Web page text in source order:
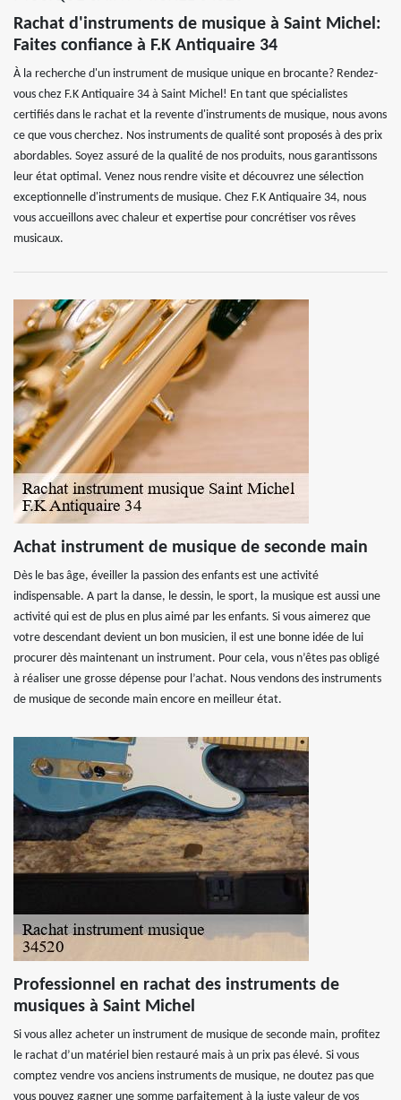
Rachat d'instruments de musique à Saint Michel:
Faites confiance à F.K Antiquaire 34
À la recherche d'un instrument de musique unique en brocante? Rendez-
vous chez F.K Antiquaire 34 à Saint Michel! En tant que spécialistes
certifiés dans le rachat et la revente d'instruments de musique, nous avons
ce que vous cherchez. Nos instruments de qualité sont proposés à des prix
abordables. Soyez assuré de la qualité de nos produits, nous garantissons
leur état optimal. Venez nous rendre visite et découvrez une sélection
exceptionnelle d'instruments de musique. Chez F.K Antiquaire 34, nous
vous accueillons avec chaleur et expertise pour concrétiser vos rêves
musicaux.
Achat instrument de musique de seconde main
Dès le bas âge, éveiller la passion des enfants est une activité
indispensable. A part la danse, le dessin, le sport, la musique est aussi une
activité qui est de plus en plus aimé par les enfants. Si vous aimerez que
votre descendant devient un bon musicien, il est une bonne idée de lui
procurer dès maintenant un instrument. Pour cela, vous n’êtes pas obligé
à réaliser une grosse dépense pour l’achat. Nous vendons des instruments
de musique de seconde main encore en meilleur état.
Professionnel en rachat des instruments de
musiques à Saint Michel
Si vous allez acheter un instrument de musique de seconde main, profitez
le rachat d’un matériel bien restauré mais à un prix pas élevé. Si vous
comptez vendre vos anciens instruments de musique, ne doutez pas que
vous pouvez gagner une somme parfaitement à la juste valeur de vos